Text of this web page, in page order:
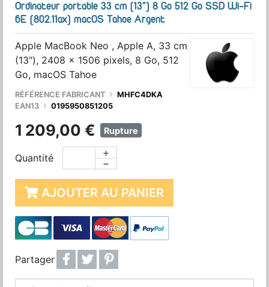
Ordinateur portable 33 cm (13") 8 Go 512 Go SSD Wi-Fi
6E (802.11ax) macOS Tahoe Argent
Apple MacBook Neo , Apple A, 33 cm
(13"), 2408 x 1506 pixels, 8 Go, 512
Go, macOS Tahoe
RÉFÉRENCE FABRICANT
MHFC4DKA
EAN13
0195950851205
1 209,00 € Rupture
Quantité −
+
AJOUTER AU PANIER
Partager